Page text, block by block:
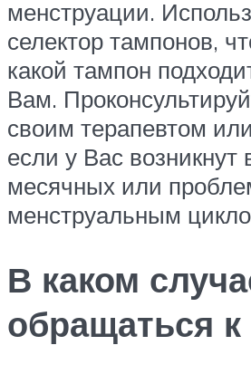
менструации.
селектор тампонов,
какой тампон
Вам.
своим терапевтом
если у Вас возникнут
месячных или
менструальным
В каком
обращаться к